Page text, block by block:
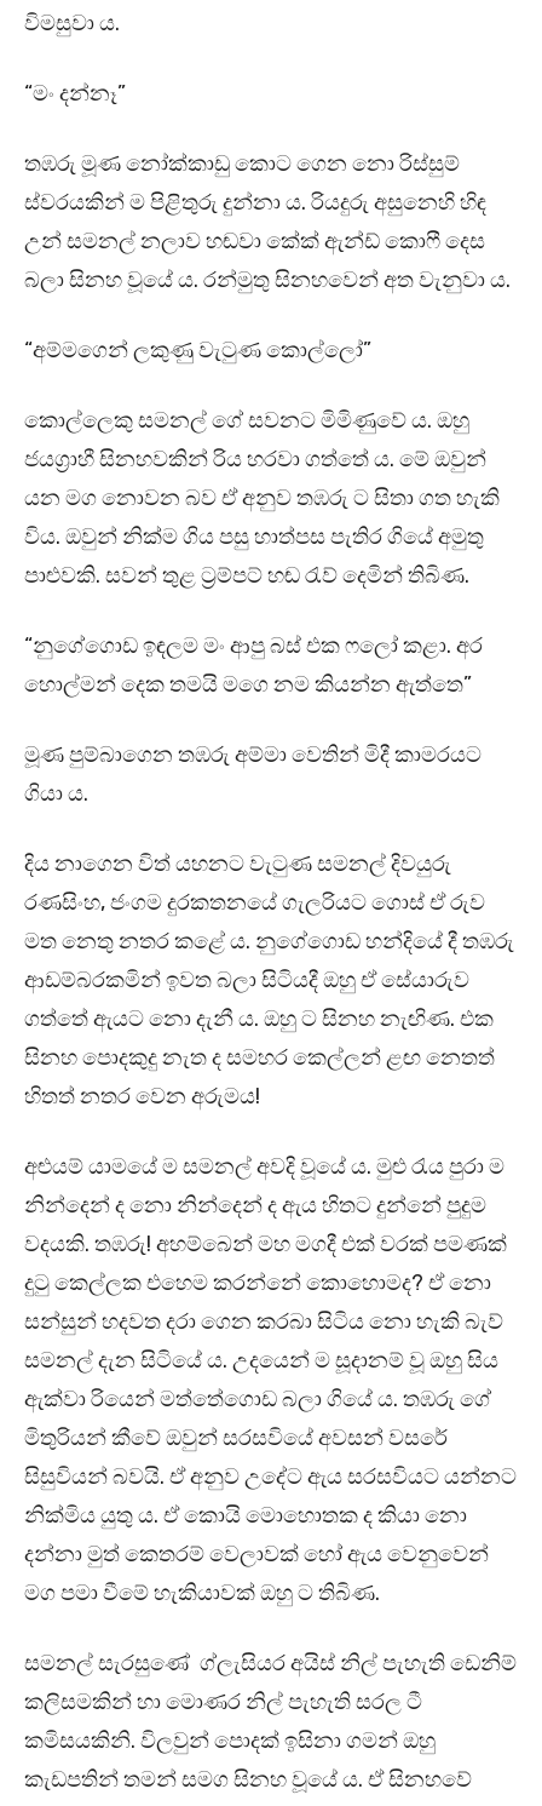
විමසුවා ය.
“මං දන්නෑ”
තඹරු මූණ නෝක්කාඩු කොට ගෙන නො රිස්සුම්
ස්වරයකින් ම පිළිතුරු දුන්නා ය. රියදුරු අසුනෙහි හිඳ
උන් සමනල් නලාව හඬවා කේක් ඇන්ඩ් කොෆී දෙස
බලා සිනහ වූයේ ය. රන්මුතු සිනහවෙන් අත වැනුවා ය.
“අම්මගෙන් ලකුණු වැටුණ කොල්ලෝ”
කොල්ලෙකු සමනල් ගේ සවනට මිමිණුවේ ය. ඔහු
ජයග්‍රාහී සිනහවකින් රිය හරවා ගත්තේ ය. මේ ඔවුන්
යන මග නොවන බව ඒ අනුව තඹරු ට සිතා ගත හැකි
විය. ඔවුන් නික්ම ගිය පසු හාත්පස පැතිර ගියේ අමුතු
පාළුවකි. සවන් තුළ ට්‍රම්පට් හඬ රැව් දෙමින් තිබිණ.
“නුගේගොඩ ඉඳලම මං ආපු බස් එක ෆලෝ කළා. අර
හොල්මන් දෙක තමයි මගෙ නම කියන්න ඇත්තෙ”
මූණ පුම්බාගෙන තඹරු අම්මා වෙතින් මිදී කාමරයට
ගියා ය.
දිය නාගෙන විත් යහනට වැටුණ සමනල් දිවයුරු
රණසිංහ, ජංගම දුරකතනයේ ගැලරියට ගොස් ඒ රුව
මත නෙතු නතර කළේ ය. නුගේගොඩ හන්දියේ දී තඹරු
ආඩම්බරකමින් ඉවත බලා සිටියදී ඔහු ඒ සේයාරුව
ගත්තේ ඇයට නො දැනී ය. ඔහු ට සිනහ නැඟිණ. එක
සිනහ පොදකුදු නැත ද සමහර කෙල්ලන් ළඟ නෙතත්
හිතත් නතර වෙන අරුමය!
අළුයම් යාමයේ ම සමනල් අවදි වූයේ ය. මුළු රැය පුරා ම
නින්දෙන් ද නො නින්දෙන් ද ඇය හිතට දුන්නේ පුදුම
වදයකි. තඹරු! අහම්බෙන් මහ මගදී එක් වරක් පමණක්
දුටු කෙල්ලක එහෙම කරන්නේ කොහොමද? ඒ නො
සන්සුන් හදවත දරා ගෙන කරබා සිටිය නො හැකි බැව්
සමනල් දැන සිටියේ ය. උදයෙන් ම සූදානම් වූ ඔහු සිය
ඇක්වා රියෙන් මත්තේගොඩ බලා ගියේ ය. තඹරු ගේ
මිතුරියන් කීවේ ඔවුන් සරසවියේ අවසන් වසරේ
සිසුවියන් බවයි. ඒ අනුව උදේට ඇය සරසවියට යන්නට
නික්මිය යුතු ය. ඒ කොයි මොහොතක ද කියා නො
දන්නා මුත් කෙතරම් වෙලාවක් හෝ ඇය වෙනුවෙන්
මග පමා වීමේ හැකියාවක් ඔහු ට තිබිණ.
සමනල් සැරසුණේ ග්ලැසියර අයිස් නිල් පැහැති ඩෙනිම්
කලිසමකින් හා මොණර නිල් පැහැති සරල ටී
කමිසයකිනි. විලවුන් පොදක් ඉසිනා ගමන් ඔහු
කැඩපතින් තමන් සමග සිනහ වූයේ ය. ඒ සිනහවේ